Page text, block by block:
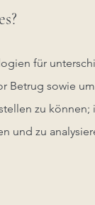
für
Betrug sowie
zu
und zu